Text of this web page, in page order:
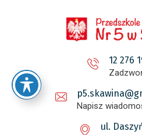
12 276
Napisz
ul.